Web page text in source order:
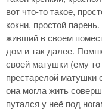
вот что-то такое,
кокни, простой
живший в своем
дом и так далее.
своей матушки (ему
престарелой матушки
она могла жить
путался у неё под